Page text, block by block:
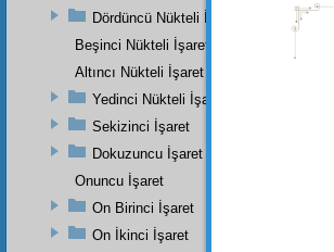
Dördüncü Nükteli İşaret
Beşinci Nükteli İşaret
Altıncı Nükteli İşaret
Yedinci Nükteli İşaret
Sekizinci İşaret
Dokuzuncu İşaret
Onuncu İşaret
On Birinci İşaret
On İkinci İşaret